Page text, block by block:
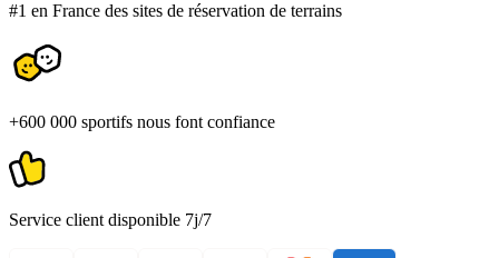
#1 en France des sites de réservation de terrains
+600 000 sportifs nous font confiance
Service client disponible 7j/7